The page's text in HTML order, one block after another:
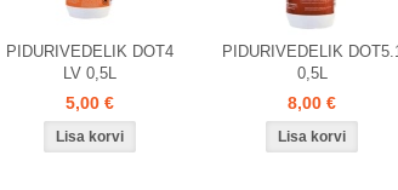
PIDURIVEDELIK DOT4
LV 0,5L
5,00 €
PIDURIVEDELIK
0,5L
8,00 €